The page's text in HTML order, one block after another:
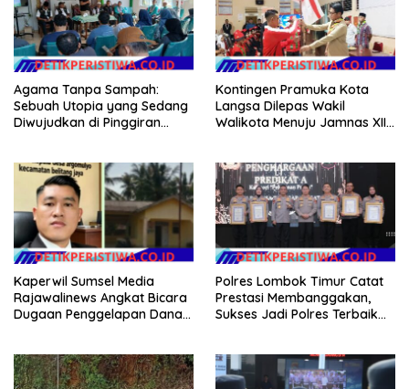
Agama Tanpa Sampah:
Sebuah Utopia yang Sedang
Diwujudkan di Pinggiran
Kontingen Pramuka Kota
Langsa Dilepas Wakil
Walikota Menuju Jamnas XII
Kaperwil Sumsel Media
Rajawalinews Angkat Bicara
Dugaan Penggelapan Dana
Hilang 3 Bulan Bawa
Anggaran Pembangunan
Polres Lombok Timur Catat
Prestasi Membanggakan,
Sukses Jadi Polres Terbaik